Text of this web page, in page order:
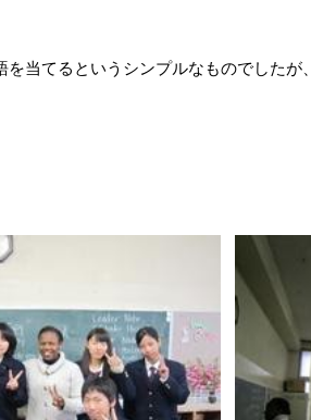
当てるというシンプルなものでしたが、